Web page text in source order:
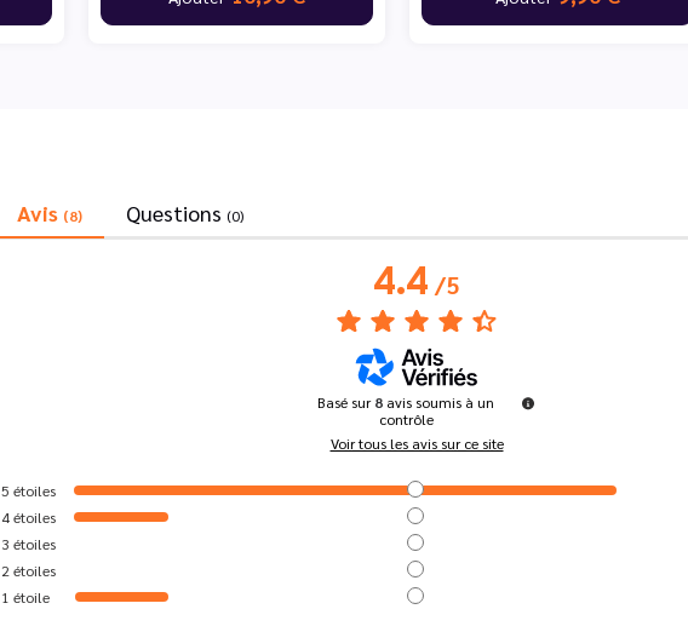
Avis (8) Questions (0)
4.4/5
Basé sur8 avis soumis à un
contrôle
Voir tous les avis sur ce site
5 étoiles
4étoiles
3 étoiles
2 étoiles
1 étoile